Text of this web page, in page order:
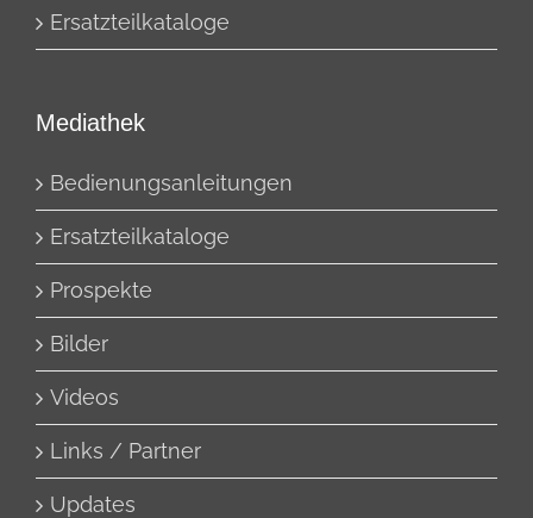
Ersatzteilkataloge
Mediathek
Bedienungsanleitungen
Ersatzteilkataloge
Prospekte
Bilder
Videos
Links / Partner
Updates